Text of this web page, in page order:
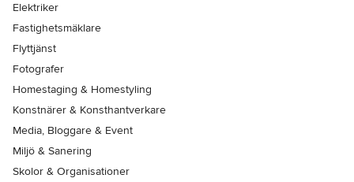
Elektriker
Fastighetsmäklare
Flyttjänst
Fotografer
Homestaging & Homestyling
Konstnärer & Konsthantverkare
Media, Bloggare & Event
Miljö & Sanering
Skolor & Organisationer